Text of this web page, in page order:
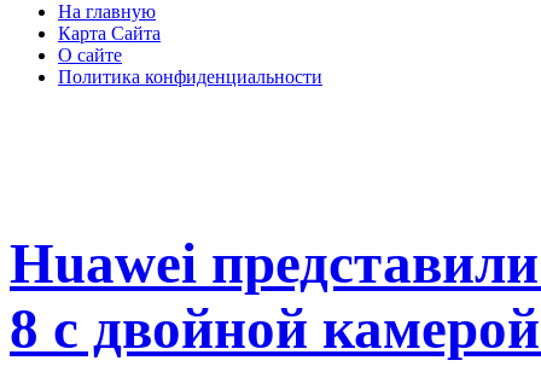
На главную
Карта Сайта
О сайте
Политика конфиденциальности
Huawei
8 с двойной